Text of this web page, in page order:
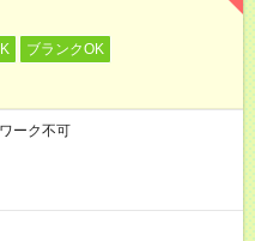
ブランクOK
ーク不可